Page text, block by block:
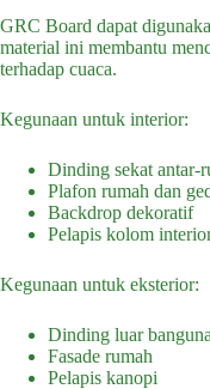
GRC Board dapat
material ini membantu
terhadap cuaca.
Kegunaan untuk interior:
Dinding sekat antar-
Plafon rumah dan
Backdrop dekoratif
Pelapis kolom
Kegunaan untuk eksterior:
Dinding luar
Fasade rumah
Pelapis kanopi